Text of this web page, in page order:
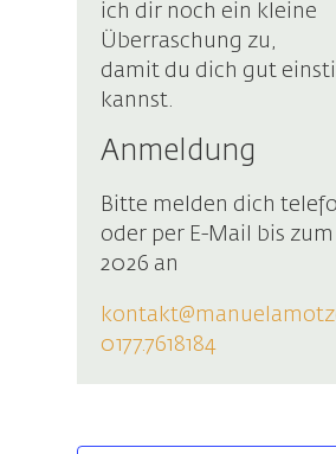
ich dir noch ein kleine
Überraschung zu,
damit du dich gut
kannst.
Anmeldung
Bitte melden dich
oder per E-Mail bis zum
2026 an
0177.7618184